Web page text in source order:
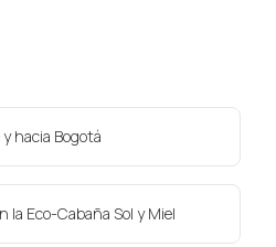
hacia Bogotá
Eco-Cabaña Sol y Miel